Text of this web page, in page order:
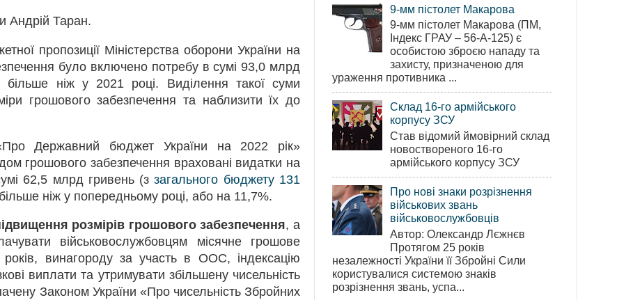
Андрій Таран.
пропозиції Міністерства оборони України на
було включено потребу в сумі 93,0 млрд
ніж у 2021 році. Виділення такої суми
грошового забезпечення та наблизити їх до
Державний бюджет України на 2022 рік»
грошового забезпечення враховані видатки на
62,5 млрд гривень (ззагального бюджету 131
ніж у попередньому році, або на 11,7%.
розмірів грошового забезпечення, а
військовослужбовцям місячне грошове
винагороду за участь в ООС, індексацію
виплати та утримувати збільшену чисельність
Законом України «Про чисельність Збройних
9-мм пістолет Макарова
9-мм пістолет Макарова (ПМ,
Індекс ГРАУ – 56-А-125) є
особистою зброєю нападу та
захисту, призначеною для
ураження противника ...
Склад 16-го армійського
корпусу ЗСУ
Став відомий ймовірний склад
новоствореного 16-го
армійського корпусу ЗСУ
Про нові знаки розрізнення
військових звань
військовослужбовців
Автор: Олександр Лєжнєв
Протягом 25 років
незалежності України її Збройні Сили
користувалися системою знаків
розрізнення звань, успа...